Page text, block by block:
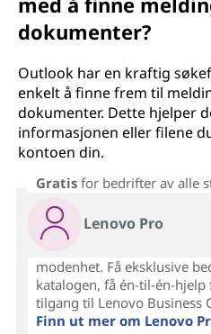
dokumenter?
Outlook har en kraftig
enkelt å finne frem til
dokumenter. Dette hjelper
informasjonen eller filene
kontoen din.
Lenovo Pro
Gratisfor bedrifter av alle
modenhet. Få eksklusive
katalogen, få én-til-én-
tilgang til Lenovo Business
Finn ut mer om Lenovo